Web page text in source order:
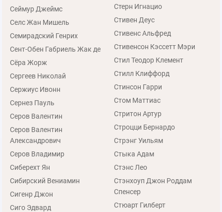
Сеймур Джеймс
Селс Жан Мишель
Семирадский Генрих
Сент-Обен Габриель Жак де
Сёра Жорж
Сергеев Николай
Сержиус Ивонн
Сернез Пауль
Серов Валентин
Серов Валентин
Александрович
Серов Владимир
Сиберехт Ян
Сибирский Вениамин
Сигенр Джон
Сиго Эдвард
Стерн Игнацио
Стивен Деус
Стивенс Альфред
Стивенсон Кэссетт Мэри
Стил Теодор Клемент
Стилл Клиффорд
Стинсон Гарри
Стом Маттиас
Стритон Артур
Строцци Бернардо
Стрэнг Уильям
Стыка Адам
Стэнс Лео
Стэнхоуп Джон Роддам
Спенсер
Стюарт Гилберт